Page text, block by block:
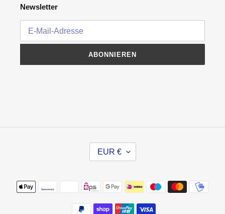
Newsletter
ABONNIEREN
W
U
G
EUR €
Zahlungsmethoden